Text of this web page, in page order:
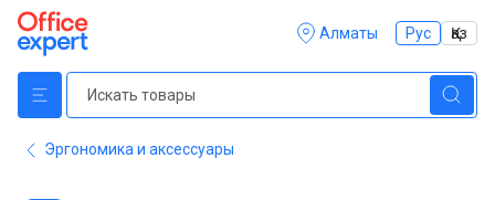
Алматы Рус Қаз
Эргономика и аксессуары